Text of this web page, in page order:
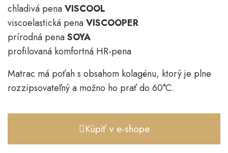
chladivá penaVISCOOL
viscoelastická penaVISCOOPER
prírodná penaSOYA
profilovaná komfortná HR-pena
Matrac má poťah s obsahom kolagénu, ktorý je plne
rozzipsovateľný a možno ho prať do 60°C.
Kúpiť v e-shope